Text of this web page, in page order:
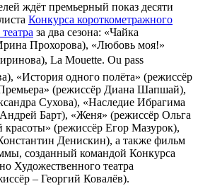
ждёт премьерный показ десяти
Конкурса короткометражного
за два сезона: «Чайка
Прохорова), «Любовь моя!»
La Mouette. Ou pass
«История одного полёта» (режиссёр
(режиссёр Диана Шапшай),
Сухова), «Наследие Ибрагима
Барт), «Женя» (режиссёр Ольга
красоты» (режиссёр Егор Мазурок),
Денискин), а также фильм
созданный командой Конкурса
Художественного театра
– Георгий Ковалёв).